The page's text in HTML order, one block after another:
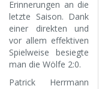
Erinnerungen an die
letzte Saison. Dank
einer direkten und
vor allem effektiven
Spielweise besiegte
man die Wölfe 2:0.
Patrick Herrmann